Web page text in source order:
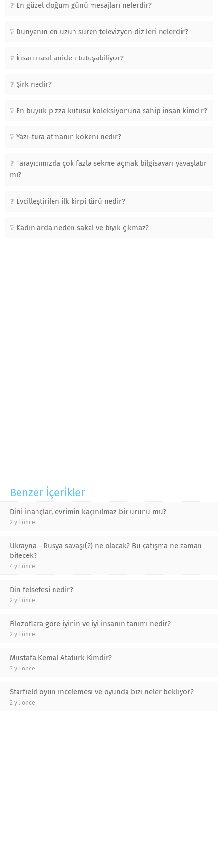
En güzel doğum günü mesajları nelerdir?
Dünyanın en uzun süren televizyon dizileri nelerdir?
İnsan nasıl aniden tutuşabiliyor?
Şirk nedir?
En büyük pizza kutusu koleksiyonuna sahip insan kimdir?
Yazı-tura atmanın kökeni nedir?
Tarayıcımızda çok fazla sekme açmak bilgisayarı yavaşlatır
mı?
Evcilleştirilen ilk kirpi türü nedir?
Kadınlarda neden sakal ve bıyık çıkmaz?
Benzer İçerikler
Dini inançlar, evrimin kaçınılmaz bir ürünü mü?
2 yıl önce
Ukrayna - Rusya savaşı(?) ne olacak? Bu çatışma ne zaman
bitecek?
4 yıl önce
Din felsefesi nedir?
2 yıl önce
Filozoflara göre iyinin ve iyi insanın tanımı nedir?
2 yıl önce
Mustafa Kemal Atatürk Kimdir?
2 yıl önce
Starfield oyun incelemesi ve oyunda bizi neler bekliyor?
2 yıl önce